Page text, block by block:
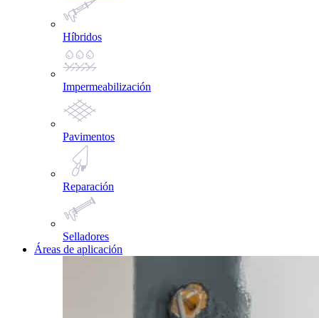
Híbridos
Impermeabilización
Pavimentos
Reparación
Selladores
Áreas de aplicación